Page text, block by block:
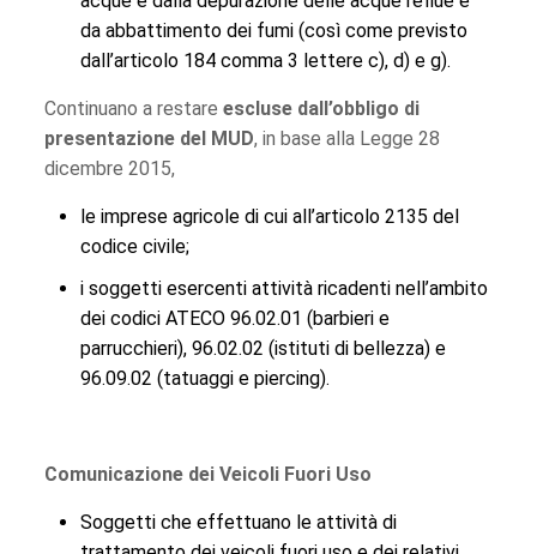
da abbattimento dei fumi (così come previsto
dall’articolo 184 comma 3 lettere c), d) e g).
Continuano a restare escluse dall’obbligo di
presentazione del MUD, in base alla Legge 28
dicembre 2015,
le imprese agricole di cui all’articolo 2135 del
codice civile;
i soggetti esercenti attività ricadenti nell’ambito
dei codici ATECO 96.02.01 (barbieri e
parrucchieri), 96.02.02 (istituti di bellezza) e
96.09.02 (tatuaggi e piercing).
Comunicazione dei Veicoli Fuori Uso
Soggetti che effettuano le attività di